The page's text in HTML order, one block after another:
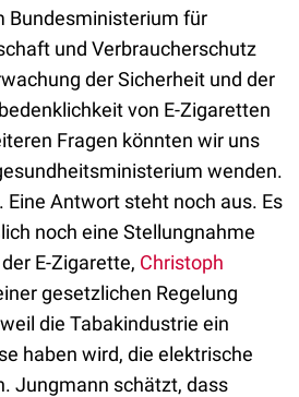
Bundesministerium für
und Verbraucherschutz
der Sicherheit und der
von E-Zigaretten
Fragen könnten wir uns
wenden.
Eine Antwort steht noch aus. Es
noch eine Stellungnahme
E-Zigarette, Christoph
gesetzlichen Regelung
die Tabakindustrie ein
haben wird, die elektrische
Jungmann schätzt, dass